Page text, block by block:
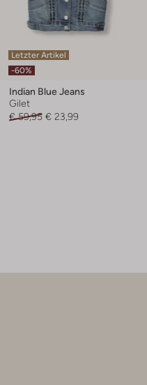
Letzter Artikel
-60%
Indian Blue Jeans
Gilet
€ 59,95 € 23,99